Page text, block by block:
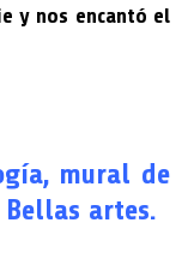
y nos encantó el
mural de
Bellas artes.